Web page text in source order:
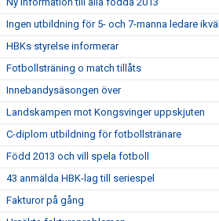
Ingen utbildning för 5- och 7-manna ledare ikväll
HBKs styrelse informerar
Fotbollsträning o match tillåts
Innebandysäsongen över
Landskampen mot Kongsvinger uppskjuten
C-diplom utbildning för fotbollstränare
Född 2013 och vill spela fotboll
43 anmälda HBK-lag till seriespel
Fakturor på gång